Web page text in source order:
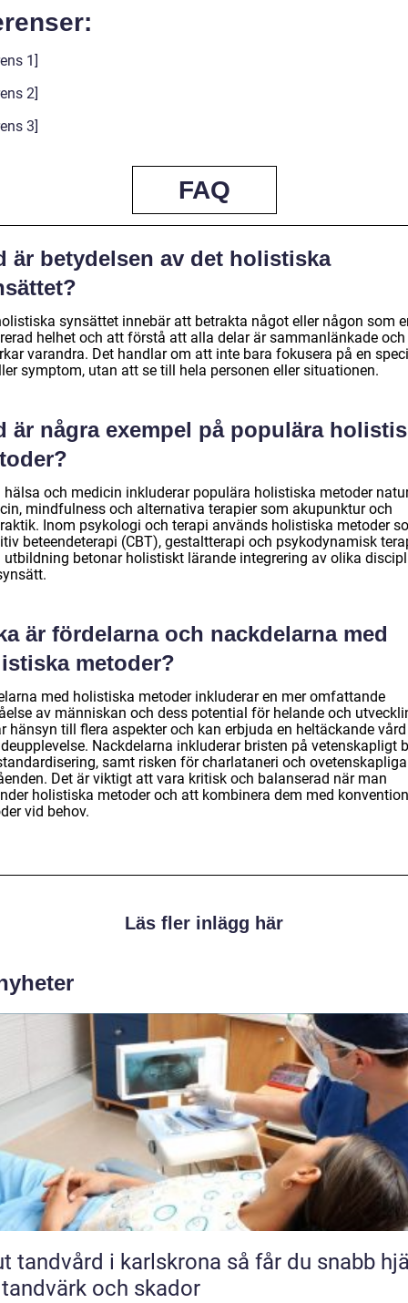
1]
2]
3]
FAQ
är betydelsen av det holistiska
synsättet innebär att betrakta något eller någon som
helhet och att förstå att alla delar är sammanlänkade och
varandra. Det handlar om att inte bara fokusera på en
symptom, utan att se till hela personen eller situationen.
är några exempel på populära
hälsa och medicin inkluderar populära holistiska metoder
mindfulness och alternativa terapier som akupunktur och
Inom psykologi och terapi används holistiska metoder
beteendeterapi (CBT), gestaltterapi och psykodynamisk
utbildning betonar holistiskt lärande integrering av olika
är fördelarna och nackdelarna med
metoder?
med holistiska metoder inkluderar en mer omfattande
av människan och dess potential för helande och
hänsyn till flera aspekter och kan erbjuda en heltäckande
Nackdelarna inkluderar bristen på vetenskapligt
samt risken för charlataneri och ovetenskapliga
Det är viktigt att vara kritisk och balanserad när man
holistiska metoder och att kombinera dem med
vid behov.
Läs fler inlägg här
i karlskrona så får du snabb hjälp
och skador